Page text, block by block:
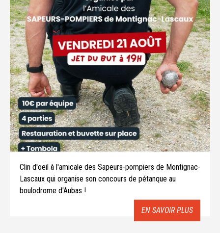
Clin d'oeil à l'amicale des Sapeurs-pompiers de Montignac-
Lascaux qui organise son concours de pétanque au
boulodrome d'Aubas !
EN SAVOIR PLUS